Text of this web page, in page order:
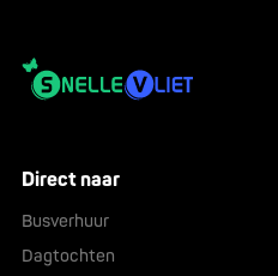
Direct naar
Busverhuur
Dagtochten